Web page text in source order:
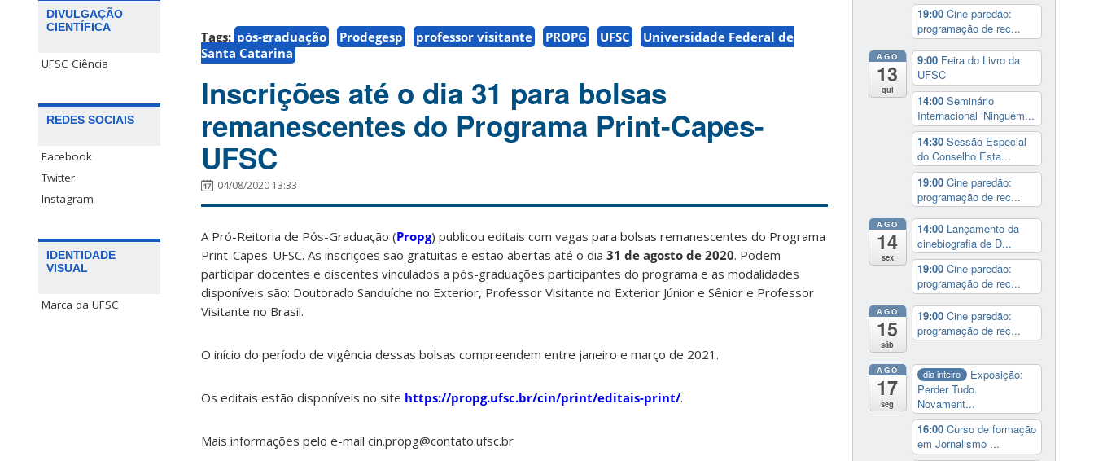
DIVULGAÇÃO
CIENTÍFICA
UFSC Ciência
REDES SOCIAIS
Facebook
Twitter
Instagram
IDENTIDADE
VISUAL
Marca da UFSC
Tags: pós-graduação Prodegesp professor visitante PROPG UFSC
Universidade Federal de
Santa Catarina
Inscrições até o dia 31 para bolsas
remanescentes do Programa Print-Capes-
UFSC
04/08/2020 13:33
A Pró-Reitoria de Pós-Graduação (Propg) publicou editais com vagas para bolsas remanescentes do Programa
Print-Capes-UFSC. As inscrições são gratuitas e estão abertas até o dia 31 de agosto de 2020. Podem
participar docentes e discentes vinculados a pós-graduações participantes do programa e as modalidades
disponíveis são: Doutorado Sanduíche no Exterior, Professor Visitante no Exterior Júnior e Sênior e Professor
Visitante no Brasil.
O início do período de vigência dessas bolsas compreendem entre janeiro e março de 2021.
Os editais estão disponíveis no site https://propg.ufsc.br/cin/print/editais-print/.
Mais informações pelo e-mail cin.propg@contato.ufsc.br
19:00 Cine paredão:
programação de rec...
AGO
13
qui
9:00 Feira do Livro da
UFSC
14:00 Seminário
Internacional ‘Ninguém...
14:30 Sessão Especial
do Conselho Esta...
19:00 Cine paredão:
programação de rec...
AGO
14
sex
14:00 Lançamento da
cinebiografia de D...
19:00 Cine paredão:
programação de rec...
AGO
15
sáb
19:00 Cine paredão:
programação de rec...
AGO
17
seg
dia inteiro
Exposição:
Perder Tudo.
Novament...
16:00 Curso de formação
em Jornalismo ...